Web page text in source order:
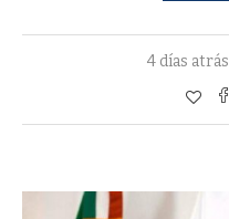
4 días atrás